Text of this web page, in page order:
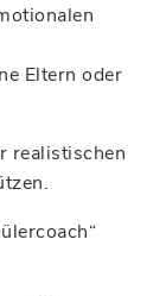
Eltern oder
realistischen